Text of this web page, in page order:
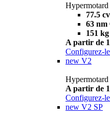
77.5 cv
63 nm
151 kg
A partir de
Configurez-le
new V2
Hypermotard
A partir de
Configurez-le
new V2 SP